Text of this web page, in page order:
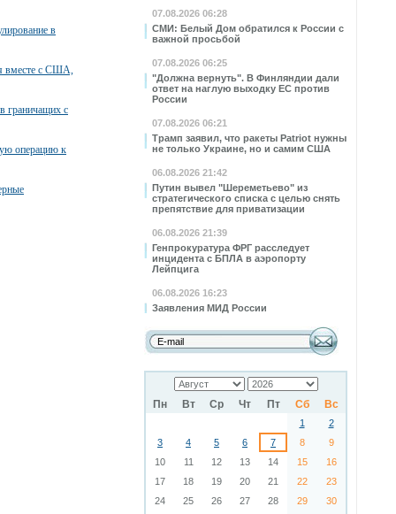
07.08.2026 06:28
СМИ: Белый Дом обратился к России с
важной просьбой
07.08.2026 06:25
"Должна вернуть". В Финляндии дали
ответ на наглую выходку ЕС против
России
07.08.2026 06:21
Трамп заявил, что ракеты Patriot нужны
не только Украине, но и самим США
06.08.2026 21:42
Путин вывел "Шереметьево" из
стратегического списка с целью снять
препятствие для приватизации
06.08.2026 21:39
Генпрокуратура ФРГ расследует
инцидента с БПЛА в аэропорту
Лейпцига
06.08.2026 16:23
Заявления МИД России
Пн Вт Ср Чт Пт Сб Вс
1
2
3
4 5 6 7 8
9
10
11 12 13 14 15
16
17
18 19 20 21 22
23
24
25 26 27 28 29 30
в
вместе с США,
граничащих с
операцию к